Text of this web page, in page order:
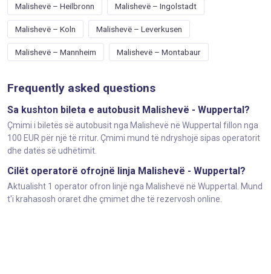
Malishevë – Heilbronn Malishevë – Ingolstadt
Malishevë – Koln Malishevë – Leverkusen
Malishevë – Mannheim Malishevë – Montabaur
Frequently asked questions
Sa kushton bileta e autobusit Malishevë - Wuppertal?
Çmimi i biletës së autobusit nga Malishevë në Wuppertal fillon nga
100 EUR për një të rritur. Çmimi mund të ndryshojë sipas operatorit
dhe datës së udhëtimit.
Cilët operatorë ofrojnë linja Malishevë - Wuppertal?
Aktualisht 1 operator ofron linjë nga Malishevë në Wuppertal. Mund
t'i krahasosh oraret dhe çmimet dhe të rezervosh online.